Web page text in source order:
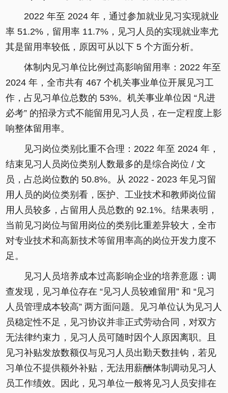
2022 年至 2024 年，通过参加就业见习实现就业
率 51.2%，留用率 11.7%，见习人员的实现就业率尤
其是留用率较低，原因可从以下 5 个方面分析。
体制内见习单位比例过高影响留用率：2022 年至
2024 年，全市共有 467 个机关事业单位开展见习工
作，占见习单位总数的 53%。机关事业单位因 “凡进
必考” 的招录方式不能留用见习人员，在一定程度上影
响整体留用率。
见习岗位类别比重不合理：2022 年至 2024 年，
结束见习人员岗位类别人数最多的是综合岗位 / 文
员，占总岗位数的 50.8%。从 2022 - 2023 年见习留
用人员的岗位类别看，医护、工业技术和教师岗位留
用人员较多，占留用人员总数的 92.1%。结果表明，
当前见习岗位与留用岗位的类别比重差异较大，全市
对专业技术和高新技术等留用率高的岗位开发力度不
足。
见习人员培养成本过高影响企业的培养意愿：调
查发现，见习单位存在 “见习人员较难留用” 和 “见习
人员管理成本较高” 两方面问题。见习单位认为见习人
员稳定性不足，见习协议并非正式劳动合同，对双方
无法律约束力，见习人员可随时因个人原因离职。且
见习补贴发放数额仅与见习人员出勤天数挂钩，若见
习单位不提供额外补贴，无法用薪酬体制调动见习人
员工作绩效。因此，见习单位一般将见习人员安排在